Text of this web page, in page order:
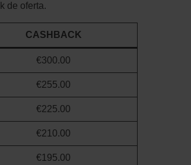
de oferta.
CASHBACK
€300.00
€255.00
€225.00
€210.00
€195.00